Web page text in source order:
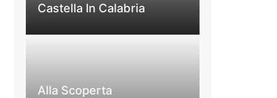
Castella In Calabria
Alla Scoperta